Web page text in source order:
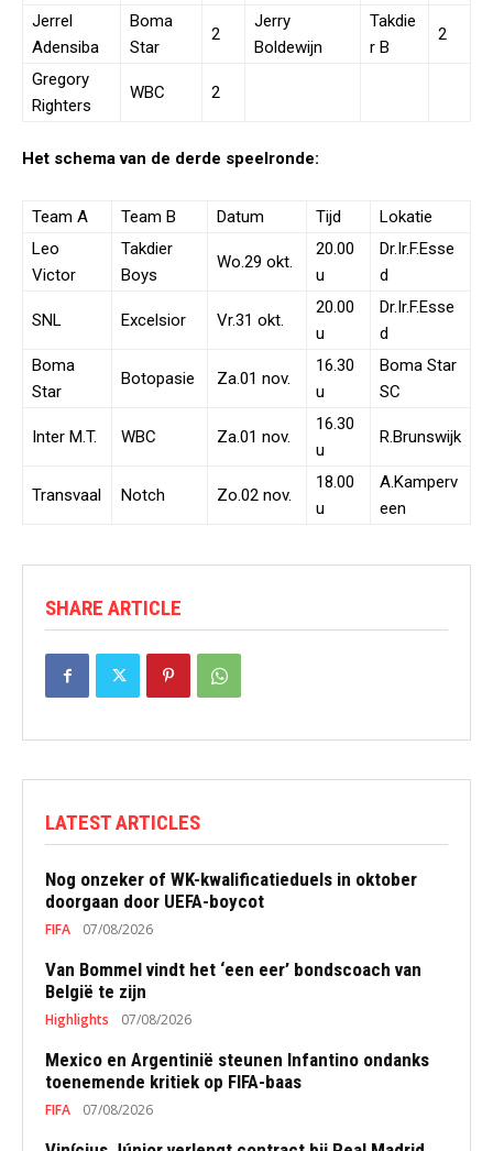
Jerrel
Adensiba
Boma
Star
2
Jerry
Boldewijn
Takdie
r B
2
Gregory
Righters
WBC 2
Het schema van de derde speelronde:
Team A Team B Datum Tijd
Lokatie
Leo
Victor
Takdier
Boys
Wo.29 okt.
20.00
u
Dr.Ir.F.Esse
d
SNL Excelsior Vr.31 okt.
20.00
u
Dr.Ir.F.Esse
d
Boma
Star
Botopasie Za.01 nov.
16.30
u
Boma Star
SC
Inter M.T. WBC Za.01 nov.
16.30
u
R.Brunswijk
Transvaal Notch Zo.02 nov.
18.00
u
A.Kamperv
een
SHARE ARTICLE
LATEST ARTICLES
Nog onzeker of WK-kwalificatieduels in oktober
doorgaan door UEFA-boycot
FIFA 07/08/2026
Van Bommel vindt het ‘een eer’ bondscoach van
België te zijn
Highlights 07/08/2026
Mexico en Argentinië steunen Infantino ondanks
toenemende kritiek op FIFA-baas
FIFA 07/08/2026